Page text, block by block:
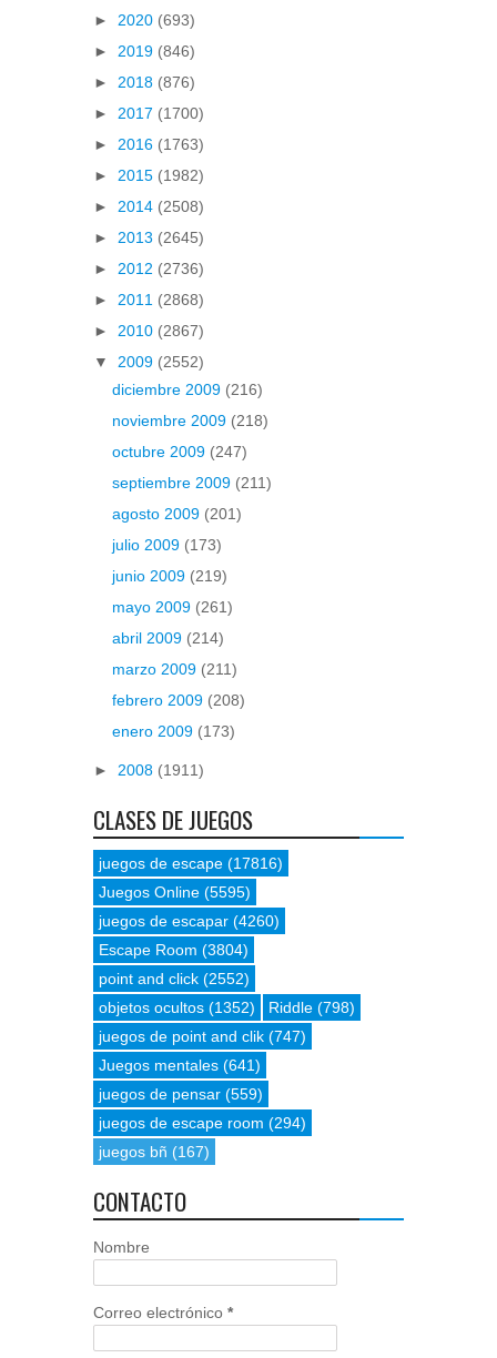
► 2020 (693)
► 2019 (846)
► 2018 (876)
► 2017 (1700)
► 2016 (1763)
► 2015 (1982)
► 2014 (2508)
► 2013 (2645)
► 2012 (2736)
► 2011 (2868)
► 2010 (2867)
▼ 2009 (2552)
diciembre 2009 (216)
noviembre 2009 (218)
octubre 2009 (247)
septiembre 2009 (211)
agosto 2009 (201)
julio 2009 (173)
junio 2009 (219)
mayo 2009 (261)
abril 2009 (214)
marzo 2009 (211)
febrero 2009 (208)
enero 2009 (173)
► 2008 (1911)
CLASES DE JUEGOS
juegos de escape (17816)
Juegos Online (5595)
juegos de escapar (4260)
Escape Room (3804)
point and click (2552)
objetos ocultos (1352) Riddle (798)
juegos de point and clik (747)
Juegos mentales (641)
juegos de pensar (559)
juegos de escape room (294)
juegos bñ (167)
CONTACTO
Nombre
Correo electrónico *